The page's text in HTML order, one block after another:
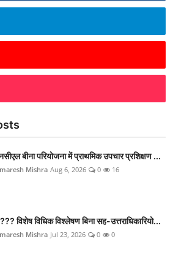
बीना परियोजना में प्राथमिक उपचार प्रशिक्षण ...
Mishra Aug 6, 2026 0 16
विशेष विधिक विश्लेषण बिना सह-उत्तराधिकारियो...
Mishra Jul 23, 2026 0 0